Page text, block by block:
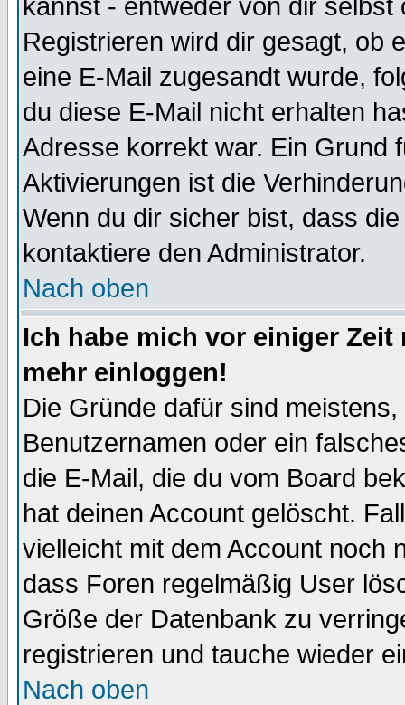
kannst - entweder von dir selbst
Registrieren wird dir gesagt, ob
eine E-Mail zugesandt wurde,
du diese E-Mail nicht erhalten
Adresse korrekt war. Ein Grund
Aktivierungen ist die
Wenn du dir sicher bist, dass
kontaktiere den Administrator.
Nach oben
Ich habe mich vor einiger
mehr einloggen!
Die Gründe dafür sind
Benutzernamen oder ein
die E-Mail, die du vom Board
hat deinen Account gelöscht.
vielleicht mit dem Account noch
dass Foren regelmäßig User
Größe der Datenbank zu
registrieren und tauche wieder
Nach oben